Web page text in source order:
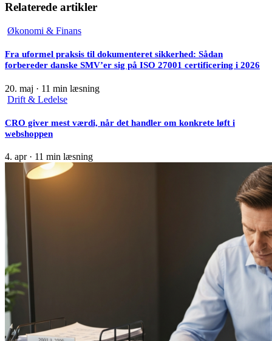
Relaterede artikler
Økonomi & Finans
Fra uformel praksis til dokumenteret sikkerhed: Sådan
forbereder danske SMV’er sig på ISO 27001 certificering i 2026
20. maj · 11 min læsning
Drift & Ledelse
CRO giver mest værdi, når det handler om konkrete løft i
webshoppen
4. apr · 11 min læsning